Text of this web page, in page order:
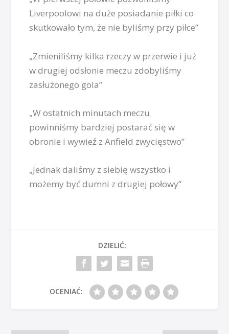
Liverpoolowi na duże posiadanie piłki co
skutkowało tym, że nie byliśmy przy piłce”
„Zmieniliśmy kilka rzeczy w przerwie i już
w drugiej odsłonie meczu zdobyliśmy
zasłużonego gola”
„W ostatnich minutach meczu
powinniśmy bardziej postarać się w
obronie i wywieź z Anfield zwycięstwo”
„Jednak daliśmy z siebię wszystko i
możemy być dumni z drugiej połowy”
DZIELIĆ:
OCENIAĆ: